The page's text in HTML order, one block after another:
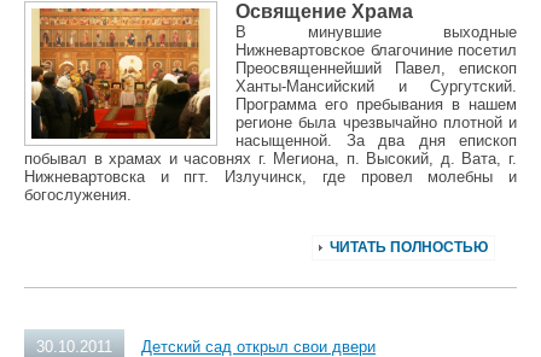
Освящение Храма
В минувшие выходные
Нижневартовское благочиние посетил
Преосвященнейший Павел, епископ
Ханты-Мансийский и Сургутский.
Программа его пребывания в нашем
регионе была чрезвычайно плотной и
насыщенной. За два дня епископ
побывал в храмах и часовнях г. Мегиона, п. Высокий, д. Вата, г.
Нижневартовска и пгт. Излучинск, где провел молебны и
богослужения.
ЧИТАТЬ ПОЛНОСТЬЮ
30.10.2011 Детский сад открыл свои двери